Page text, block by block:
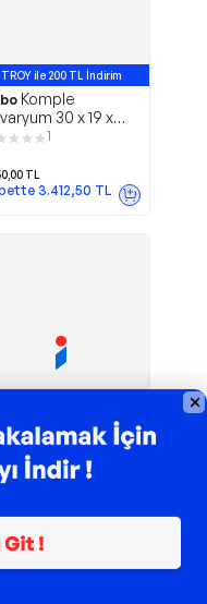
TROY ile 200 TL İndirim
Komple
30 x 19 x
cm Beyaz
1
TL
3.412,50 TL
TROY ile 200 TL İndirim